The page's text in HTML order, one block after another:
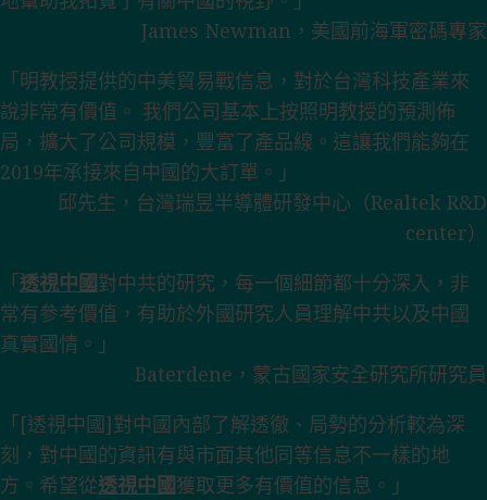
James Newman，美國前海軍密碼專家
「明教授提供的中美貿易戰信息，對於台灣科技產業來
說非常有價值。 我們公司基本上按照明教授的預測佈
局，擴大了公司規模，豐富了產品線。這讓我們能夠在
2019年承接來自中國的大訂單。」
邱先生，台灣瑞昱半導體研發中心（Realtek R&D
center）
「透視中國對中共的研究，每一個細節都十分深入，非
常有參考價值，有助於外國研究人員理解中共以及中國
真實國情。」
Baterdene，蒙古國家安全研究所研究員
「[透視中國]對中國內部了解透徹、局勢的分析較為深
刻，對中國的資訊有與市面其他同等信息不一樣的地
方。希望從透視中國獲取更多有價值的信息。」